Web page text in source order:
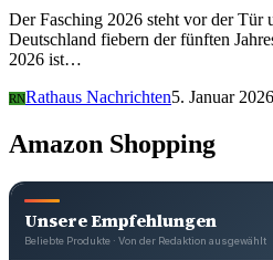
Der Fasching 2026 steht vor der
Deutschland fiebern der fünften
2026 ist…
RNRathaus Nachrichten5. Januar 2026
Amazon Shopping
Unsere Empfehlungen
Beliebte Produkte · Von der Redaktion ausgewählt